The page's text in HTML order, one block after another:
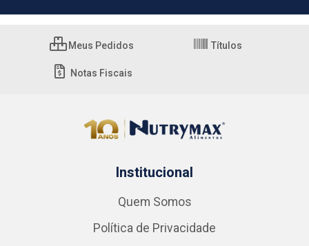
Meus Pedidos Títulos
Notas Fiscais
Institucional
Quem Somos
Política de Privacidade